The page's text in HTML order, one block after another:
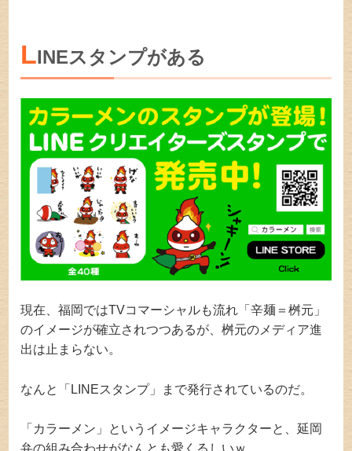
LINEスタンプがある
現在、福岡ではTVコマーシャルも流れ「辛麺＝桝元」
のイメージが確立されつつあるが、桝元のメディア進
出は止まらない。
なんと「LINEスタンプ」まで発行されているのだ。
「カラーメン」というイメージキャラクターと、延岡